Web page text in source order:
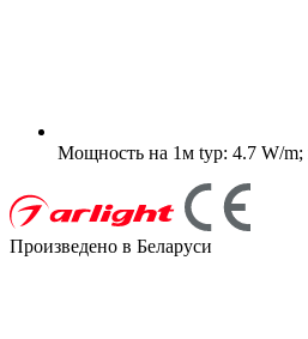
Мощность на 1м typ: 4.7 W/m;
Произведено в Беларуси